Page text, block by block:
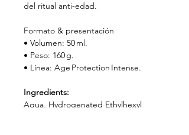
del ritual anti‑edad.
Formato & presentación
• Volumen: 50 ml.
• Peso: 160 g.
• Línea: Age Protection Intense.
Ingredients:
Aqua, Hydrogenated Ethylhexyl